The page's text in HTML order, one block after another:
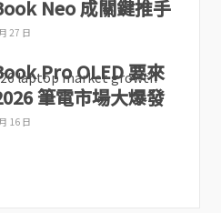
Neo 成關鍵推手
27 日
Pro OLED 要來
筆電市場大爆發
16 日